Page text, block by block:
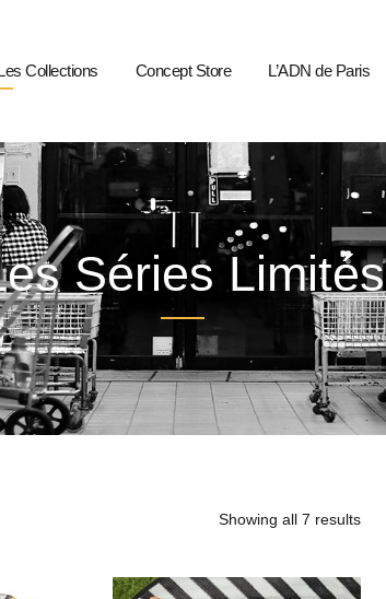
Collections Concept Store L’ADN de Paris
Séries Limités
Showing all 7 results